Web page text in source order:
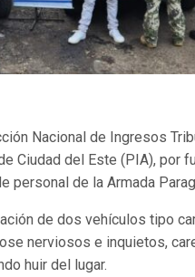
Nacional de Ingresos
Ciudad del Este (PIA), por
personal de la Armada
de dos vehículos tipo
nerviosos e inquietos,
huir del lugar.